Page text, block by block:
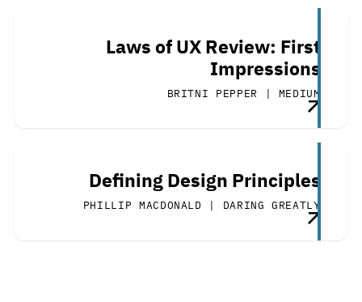
Laws of UX Review: First
Impressions
BRITNI PEPPER | MEDIUM
Defining Design Principles
PHILLIP MACDONALD | DARING GREATLY